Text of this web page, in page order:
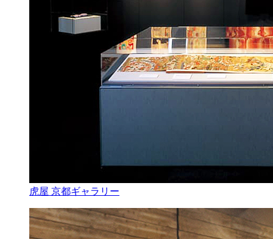
虎屋 京都ギャラリー